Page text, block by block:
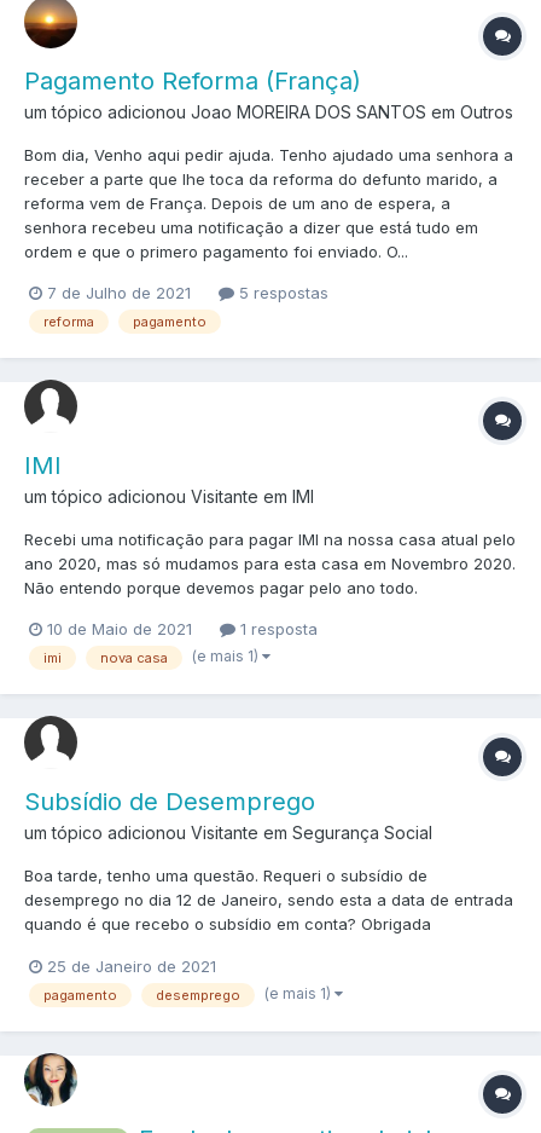
Pagamento Reforma (França)
um tópico adicionou Joao MOREIRA DOS SANTOS em Outros
Bom dia, Venho aqui pedir ajuda. Tenho ajudado uma senhora a
receber a parte que lhe toca da reforma do defunto marido, a
reforma vem de França. Depois de um ano de espera, a
senhora recebeu uma notificação a dizer que está tudo em
ordem e que o primero pagamento foi enviado. O...
7 de Julho de 2021 5 respostas
reforma pagamento
IMI
um tópico adicionou Visitante em IMI
Recebi uma notificação para pagar IMI na nossa casa atual pelo
ano 2020, mas só mudamos para esta casa em Novembro 2020.
Não entendo porque devemos pagar pelo ano todo.
10 de Maio de 2021 1 resposta
imi nova casa (e mais 1)
Subsídio de Desemprego
um tópico adicionou Visitante em Segurança Social
Boa tarde, tenho uma questão. Requeri o subsídio de
desemprego no dia 12 de Janeiro, sendo esta a data de entrada
quando é que recebo o subsídio em conta? Obrigada
25 de Janeiro de 2021
pagamento desemprego (e mais 1)